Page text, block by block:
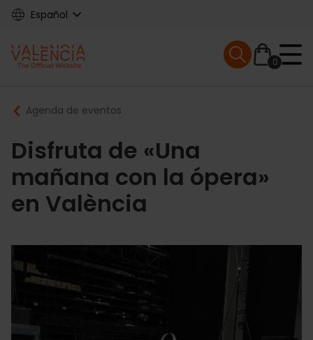
Skip
content
Español
Main
navigation
0
Mobile menu
Breadcrumb
Agenda de eventos
Disfruta de «Una
mañana con la ópera»
en València